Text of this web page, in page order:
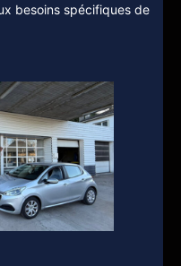
besoins spécifiques de